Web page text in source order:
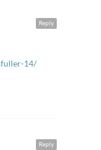
Reply
14/
Reply